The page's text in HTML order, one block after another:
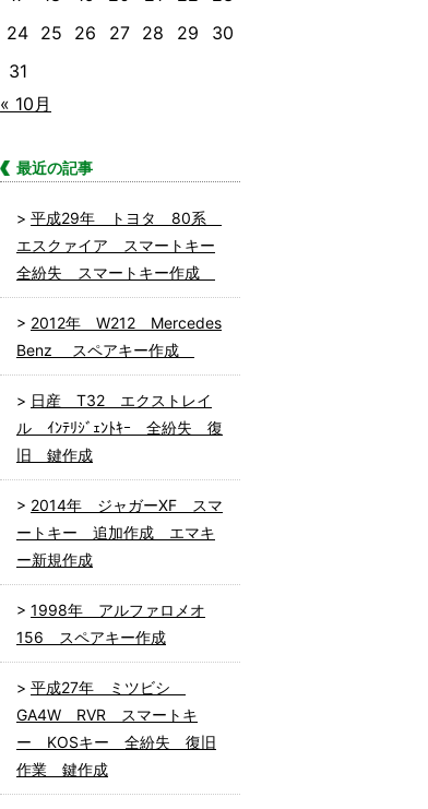
24 25 26 27 28 29
30
31
« 10月
最近の記事
平成29年 トヨタ 80系
エスクァイア スマートキー
全紛失 スマートキー作成
2012年 W212 Mercedes
Benz スペアキー作成
日産 T32 エクストレイ
ル ｲﾝﾃﾘｼﾞｪﾝﾄｷｰ 全紛失 復
旧 鍵作成
2014年 ジャガーXF スマ
ートキー 追加作成 エマキ
ー新規作成
1998年 アルファロメオ
156 スペアキー作成
平成27年 ミツビシ
GA4W RVR スマートキ
ー KOSキー 全紛失 復旧
作業 鍵作成